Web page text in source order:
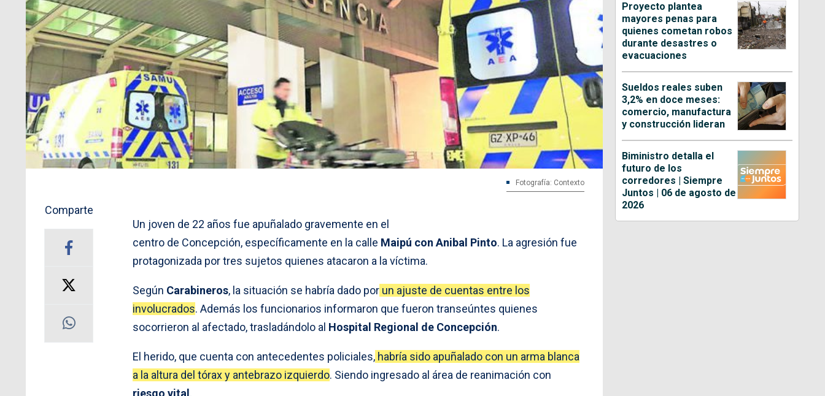
Fotografía: Contexto
Comparte
Un joven de 22 años fue apuñalado gravemente en el
centro de Concepción, específicamente en la calle Maipú con Anibal Pinto. La agresión fue
protagonizada por tres sujetos quienes atacaron a la víctima.
Según Carabineros, la situación se habría dado por un ajuste de cuentas entre los
involucrados. Además los funcionarios informaron que fueron transeúntes quienes
socorrieron al afectado, trasladándolo al Hospital Regional de Concepción.
El herido, que cuenta con antecedentes policiales, habría sido apuñalado con un arma blanca
a la altura del tórax y antebrazo izquierdo. Siendo ingresado al área de reanimación con
riesgo vital.
Proyecto plantea
mayores penas para
quienes cometan robos
durante desastres o
evacuaciones
Sueldos reales suben
3,2% en doce meses:
comercio, manufactura
y construcción lideran
Biministro detalla el
futuro de los
corredores | Siempre
Juntos | 06 de agosto de
2026